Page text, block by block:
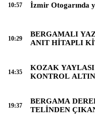
İzmir Otogarında
10:57
BERGAMALI
ANIT HİTAPLI
10:29
KOZAK
KONTROL
14:35
BERGAMA
TELİNDEN
19:37